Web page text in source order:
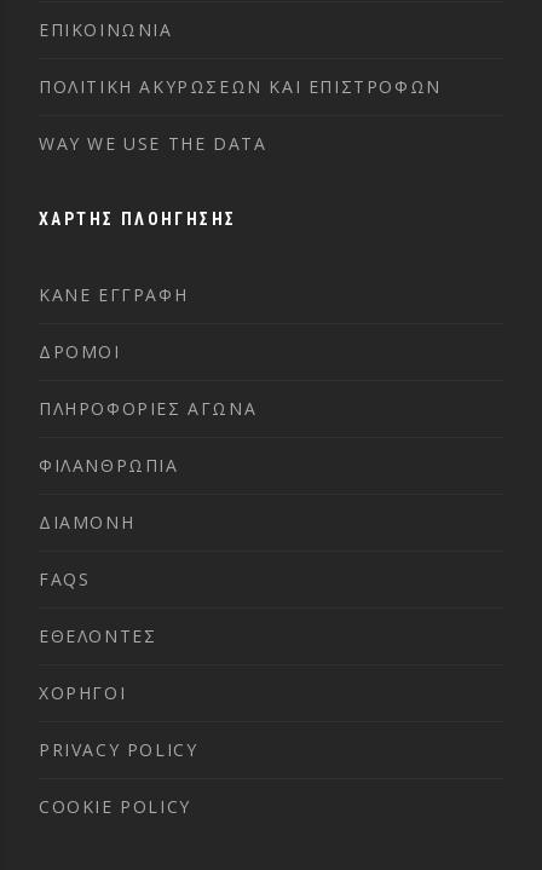
ΕΠΙΚΟΙΝΩΝΊΑ
ΠΟΛΙΤΙΚΉ ΑΚΥΡΏΣΕΩΝ ΚΑΙ ΕΠΙΣΤΡΟΦΏΝ
WAY WE USE THE DATA
ΧΑΡΤΗΣ ΠΛΟΗΓΗΣΗΣ
ΚΑΝΕ ΕΓΓΡΑΦΗ
ΔΡΟΜΟΙ
ΠΛΗΡΟΦΟΡΙΕΣ ΑΓΩΝΑ
ΦΙΛΑΝΘΡΩΠΙΑ
ΔΙΑΜΟΝΗ
FAQS
ΕΘΕΛΟΝΤΕΣ
ΧΟΡΗΓΟΙ
PRIVACY POLICY
COOKIE POLICY